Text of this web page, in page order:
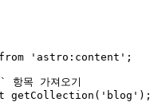
from ' astro:content ' ;
목 가져오기
getCollection ( ' blog ' );